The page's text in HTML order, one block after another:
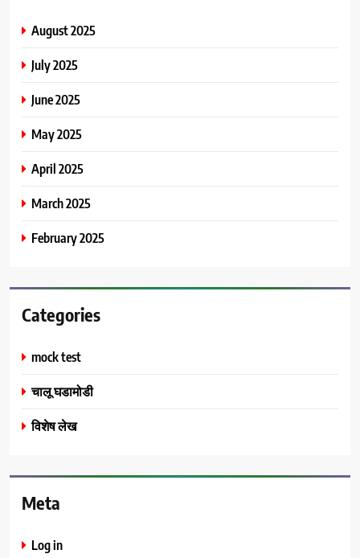
August 2025
July 2025
June 2025
May 2025
April 2025
March 2025
February 2025
Categories
mock test
चालू घडामोडी
विशेष लेख
Meta
Log in